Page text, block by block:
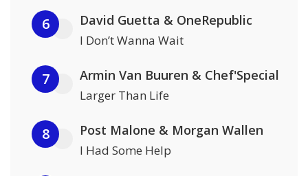
6 David Guetta & OneRepublic
I Don’t Wanna Wait
7 Armin Van Buuren & Chef'Special
Larger Than Life
8 Post Malone & Morgan Wallen
I Had Some Help